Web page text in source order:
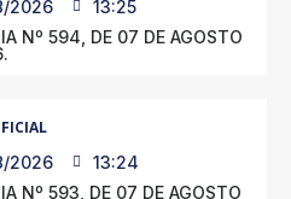
2026
13:25
Nº 594, DE 07 DE AGOSTO
2026
13:24
Nº 593, DE 07 DE AGOSTO